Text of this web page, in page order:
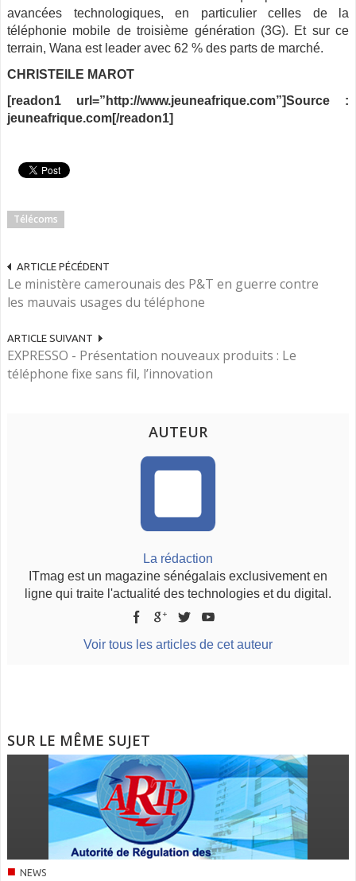
avancées technologiques, en particulier celles de la
téléphonie mobile de troisième génération (3G). Et sur ce
terrain, Wana est leader avec 62 % des parts de marché.
CHRISTElLE MAROT
[readon1 url=”http://www.jeuneafrique.com”]Source :
jeuneafrique.com[/readon1]
Télécoms
ARTICLE PÉCÉDENT
Le ministère camerounais des P&T en guerre contre
les mauvais usages du téléphone
ARTICLE SUIVANT
EXPRESSO - Présentation nouveaux produits : Le
téléphone fixe sans fil, l’innovation
AUTEUR
La rédaction
ITmag est un magazine sénégalais exclusivement en
ligne qui traite l'actualité des technologies et du digital.
Voir tous les articles de cet auteur
SUR LE MÊME SUJET
■ NEWS